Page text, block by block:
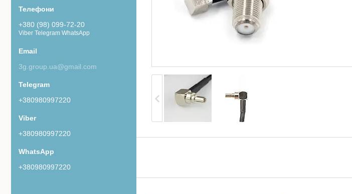
+380 (98) 099-72-20
Viber Telegram WhatsApp
3g.group.ua@gmail.com
+380980997220
+380980997220
+380980997220